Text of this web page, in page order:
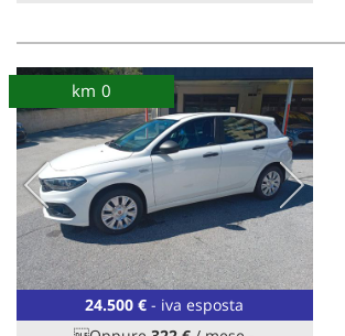
24.500 € - iva esposta
km 0